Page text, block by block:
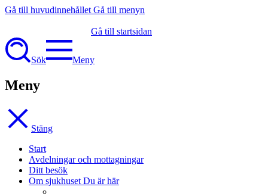
Gå till huvudinnehållet Gå till menyn
Gå till startsidan
Sök Meny
Meny
Stäng
Start
Avdelningar och mottagningar
Ditt besök
Om sjukhuset Du är här